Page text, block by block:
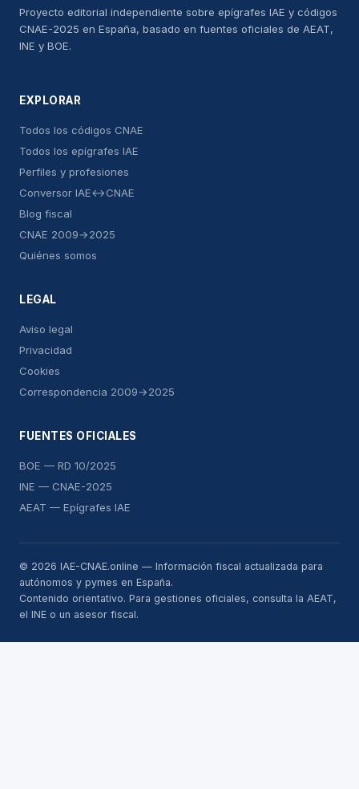
Proyecto editorial independiente sobre epígrafes IAE y códigos
CNAE-2025 en España, basado en fuentes oficiales de AEAT,
INE y BOE.
EXPLORAR
Todos los códigos CNAE
Todos los epígrafes IAE
Perfiles y profesiones
Conversor IAE↔CNAE
Blog fiscal
CNAE 2009→2025
Quiénes somos
LEGAL
Aviso legal
Privacidad
Cookies
Correspondencia 2009→2025
FUENTES OFICIALES
BOE — RD 10/2025
INE — CNAE-2025
AEAT — Epígrafes IAE
© 2026 IAE-CNAE.online — Información fiscal actualizada para
autónomos y pymes en España.
Contenido orientativo. Para gestiones oficiales, consulta la AEAT,
el INE o un asesor fiscal.